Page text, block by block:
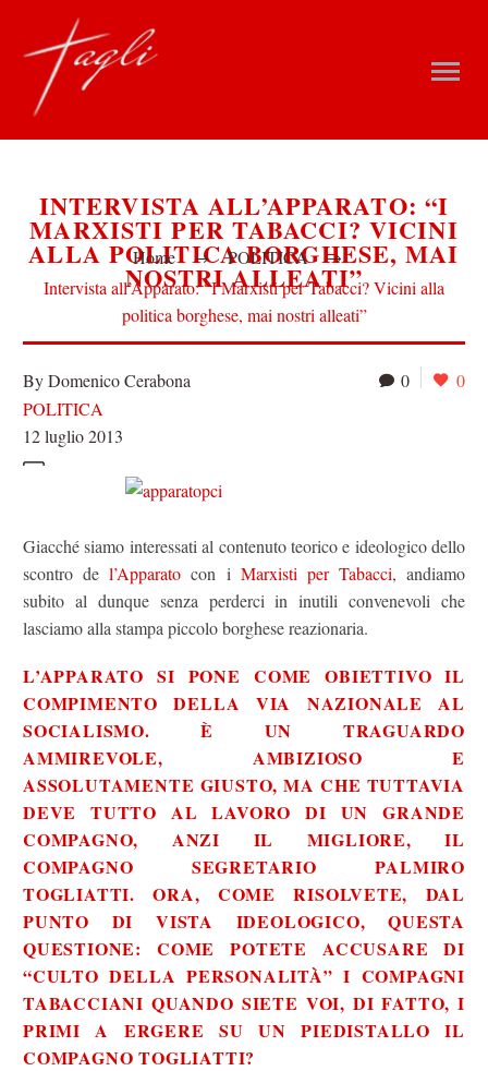
INTERVISTA ALL’APPARATO: “I
MARXISTI PER TABACCI? VICINI
ALLA POLITICA BORGHESE, MAI
NOSTRI ALLEATI”
Home
POLITICA
Intervista all’Apparato: “I Marxisti per Tabacci? Vicini alla
politica borghese, mai nostri alleati”
0 0
By Domenico Cerabona
POLITICA
12 luglio 2013
Giacché siamo interessati al contenuto teorico e ideologico dello
scontro del’Apparato con i Marxisti per Tabacci, andiamo
subito al dunque senza perderci in inutili convenevoli che
lasciamo alla stampa piccolo borghese reazionaria.
L’APPARATO SI PONE COME OBIETTIVO IL
COMPIMENTO DELLA VIA NAZIONALE AL
SOCIALISMO. È UN TRAGUARDO
AMMIREVOLE, AMBIZIOSO E
ASSOLUTAMENTE GIUSTO, MA CHE TUTTAVIA
DEVE TUTTO AL LAVORO DI UN GRANDE
COMPAGNO, ANZI IL MIGLIORE, IL
COMPAGNO SEGRETARIO PALMIRO
TOGLIATTI. ORA, COME RISOLVETE, DAL
PUNTO DI VISTA IDEOLOGICO, QUESTA
QUESTIONE: COME POTETE ACCUSARE DI
“CULTO DELLA PERSONALITÀ” I COMPAGNI
TABACCIANI QUANDO SIETE VOI, DI FATTO, I
PRIMI A ERGERE SU UN PIEDISTALLO IL
COMPAGNO TOGLIATTI?